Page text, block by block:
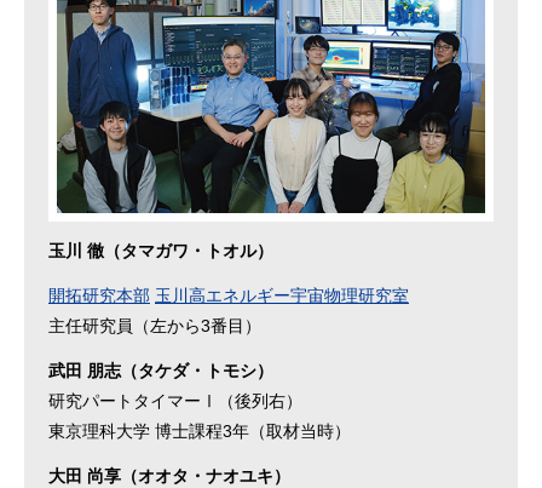
玉川 徹（タマガワ・トオル）
開拓研究本部 玉川高エネルギー宇宙物理研究室
主任研究員（左から3番目）
武田 朋志（タケダ・トモシ）
研究パートタイマーⅠ（後列右）
東京理科大学 博士課程3年（取材当時）
大田 尚享（オオタ・ナオユキ）